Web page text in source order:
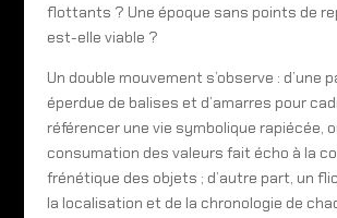
flottants ? Une époque sans points de
est-elle viable ?
Un double mouvement s’observe : d’une
éperdue de balises et d’amarres pour
référencer une vie symbolique rapiécée,
consumation des valeurs fait écho à la
frénétique des objets ; d’autre part, un
la localisation et de la chronologie de